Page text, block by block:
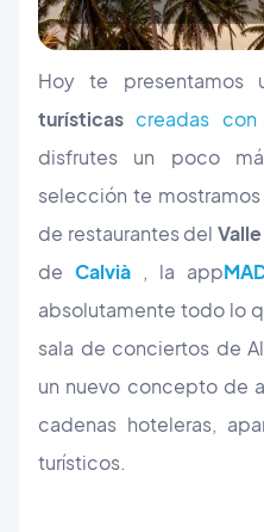
Hoy te presentamos
turísticas creadas con
disfrutes un poco
selección te
de restaurantes del
de Calvià , la app
absolutamente todo lo
sala de conciertos de
un nuevo concepto de
cadenas hoteleras,
turísticos.